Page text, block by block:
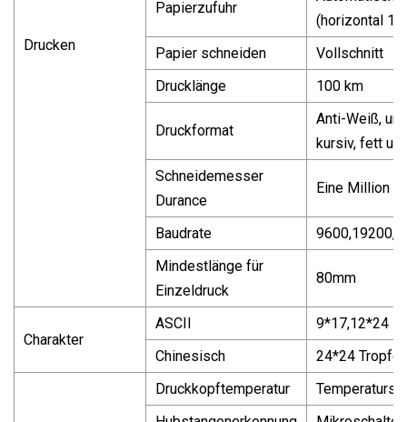
Drucken
Papierzufuhr
(horizontal
Papier schneiden
Vollschnitt
Drucklänge
100 km
Druckformat
Anti-Weiß,
kursiv, fett
Schneidemesser
Durance
Eine Million
Baudrate
Mindestlänge für
Einzeldruck
80mm
Charakter
ASCII
9*17,12*24
Chinesisch
24*24 Tropfen
Druckkopftemperatur